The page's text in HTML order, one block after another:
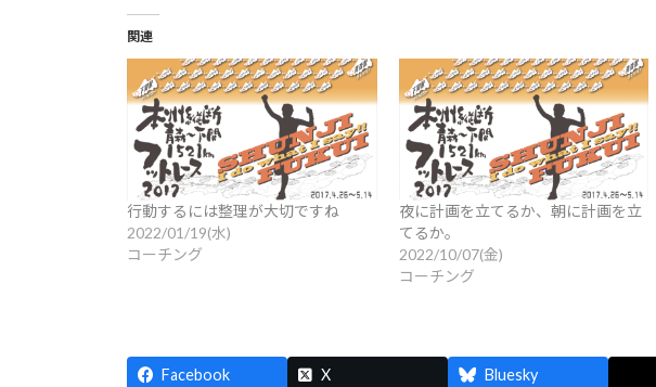
関連
行動するには整理が大切ですね
2022/01/19(水)
コーチング
夜に計画を立てるか、朝に計画を立
てるか。
2022/10/07(金)
コーチング
Facebook X Bluesky